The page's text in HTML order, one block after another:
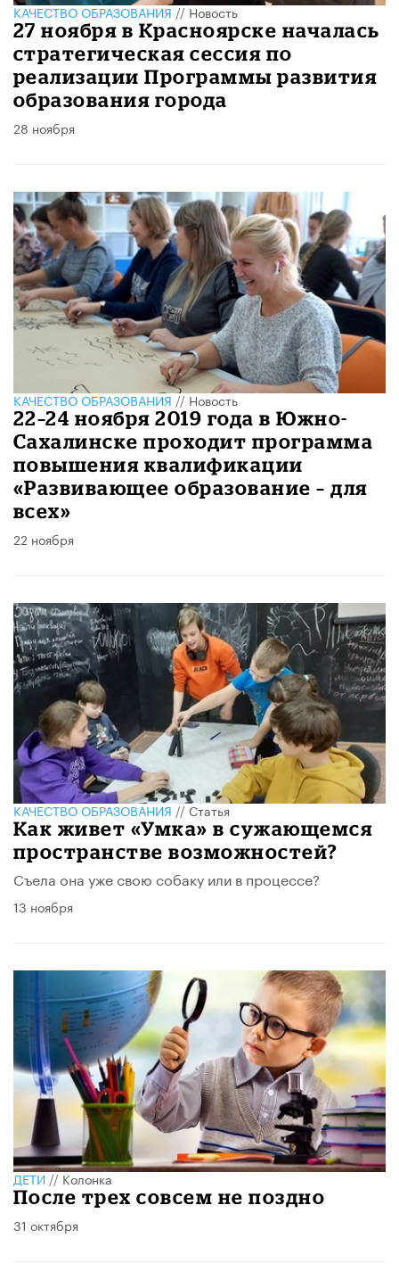
КАЧЕСТВО ОБРАЗОВАНИЯ//Новость
27 ноября в Красноярске началась
стратегическая сессия по
реализации Программы развития
образования города
28 ноября
КАЧЕСТВО ОБРАЗОВАНИЯ//Новость
22–24 ноября 2019 года в Южно-
Сахалинске проходит программа
повышения квалификации
«Развивающее образование – для
всех»
22 ноября
КАЧЕСТВО ОБРАЗОВАНИЯ//Статья
Как живет «Умка» в сужающемся
пространстве возможностей?
Съела она уже свою собаку или в процессе?
13 ноября
ДЕТИ//Колонка
После трех совсем не поздно
31 октября